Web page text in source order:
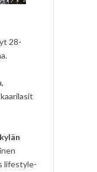
28-
lifestyle-